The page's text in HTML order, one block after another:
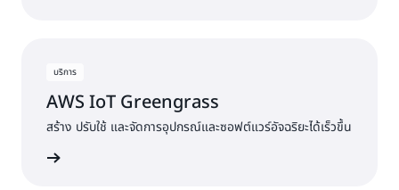
บริการ
AWS IoT Greengrass
สร้าง ปรับใช้ และจัดการอุปกรณ์และซอฟต์แวร์อัจฉริยะได้เร็วขึ้น